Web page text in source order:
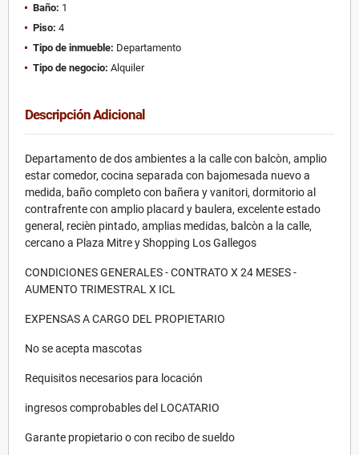
Baño: 1
Piso: 4
Tipo de inmueble: Departamento
Tipo de negocio: Alquiler
Descripción Adicional
Departamento de dos ambientes a la calle con balcòn, amplio
estar comedor, cocina separada con bajomesada nuevo a
medida, baño completo con bañera y vanitori, dormitorio al
contrafrente con amplio placard y baulera, excelente estado
general, recièn pintado, amplias medidas, balcòn a la calle,
cercano a Plaza Mitre y Shopping Los Gallegos
CONDICIONES GENERALES - CONTRATO X 24 MESES -
AUMENTO TRIMESTRAL X ICL
EXPENSAS A CARGO DEL PROPIETARIO
No se acepta mascotas
Requisitos necesarios para locación
ingresos comprobables del LOCATARIO
Garante propietario o con recibo de sueldo